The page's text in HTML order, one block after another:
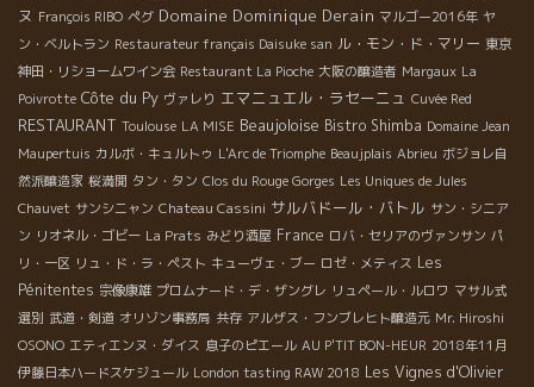
ヌ François RIBO ペグ Domaine Dominique Derain マルゴー2016年 ヤ
ン・ベルトラン Restaurateur français Daisuke san ル・モン・ド・マリー 東京
神田・リショームワイン会 Restaurant La Pioche 大阪の醸造者 Margaux La
Poivrotte Côte du Py ヴァレり エマニュエル・ラセーニュ Cuvée Red
RESTAURANT Toulouse LA MISE Beaujoloise Bistro Shimba Domaine Jean
Maupertuis カルボ・キュルトゥ L'Arc de Triomphe Beaujplais Abrieu ボジョレ自
然派醸造家 桜満開 タン・タン Clos du Rouge Gorges Les Uniques de Jules
Chauvet サンシニャン Chateau Cassini サルバドール・バトル サン・シニア
ン リオネル・ゴビー La Prats みどり酒屋 France ロバ・セリアのヴァンサン パ
リ・一区 リュ・ド・ラ・ペスト キューヴェ・ブー ロゼ・メティス Les
Pénitentes 宗像康雄 プロムナード・デ・ザングレ リュペール・ルロワ マサル式
選別 武道・剣道 オリゾン事務局 共存 アルザス・フンブレヒト醸造元 Mr. Hiroshi
OSONO エティエンヌ・ダイス 息子のピエール AU P'TIT BON-HEUR 2018年11月
伊藤日本ハードスケジュール London tasting RAW 2018 Les Vignes d'Olivier